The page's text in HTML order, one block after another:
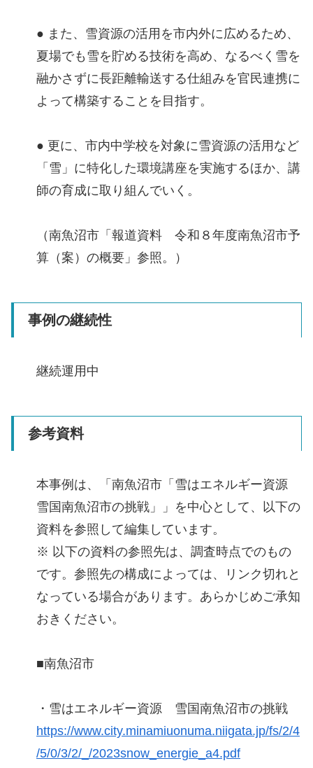
● また、雪資源の活用を市内外に広めるため、
夏場でも雪を貯める技術を高め、なるべく雪を
融かさずに長距離輸送する仕組みを官民連携に
よって構築することを目指す。
● 更に、市内中学校を対象に雪資源の活用など
「雪」に特化した環境講座を実施するほか、講
師の育成に取り組んでいく。
（南魚沼市「報道資料 令和８年度南魚沼市予
算（案）の概要」参照。）
事例の継続性
継続運用中
参考資料
本事例は、「南魚沼市「雪はエネルギー資源
雪国南魚沼市の挑戦」」を中心として、以下の
資料を参照して編集しています。
※ 以下の資料の参照先は、調査時点でのもの
です。参照先の構成によっては、リンク切れと
なっている場合があります。あらかじめご承知
おきください。
■南魚沼市
・雪はエネルギー資源 雪国南魚沼市の挑戦
https://www.city.minamiuonuma.niigata.jp/fs/2/4
/5/0/3/2/_/2023snow_energie_a4.pdf